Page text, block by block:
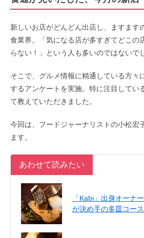
新しいお店がどんどん出店し、ますます
食業界。「気になる店が多すぎてどこの
らない！」という人も多いのではないで
そこで、グルメ情報に精通している方々
するアンケートを実施。特に注目してい
て教えていただきました。
今回は、フードジャーナリストの小松宏
ます。
あわせて読みたい
「Kabi」出身オーナ
が決め手の多皿コー